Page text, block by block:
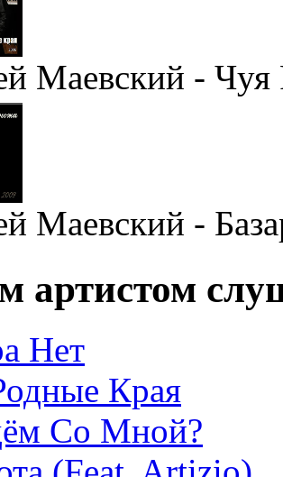
Маевский -
Маевский -
артистом
Нет
Края
Со Мной?